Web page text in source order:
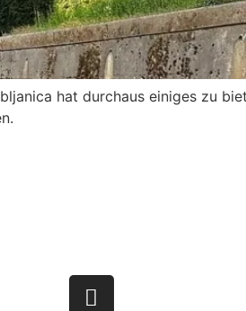
hat durchaus einiges zu